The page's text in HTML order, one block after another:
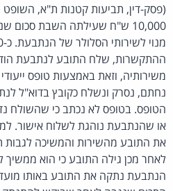
(פסק-דין, תביעות קטנות ת"א, השופט
10,000 ש"ח שעילתה השבת
ההתקשרות, שלח התובע לנתבעת
משירותיה, וזאת באמצעות טופס
נחתם, נסרק ונשלח כקובץ בדוא"ל
הטופס. בטופס לא נכתב כי שהשולח
או שהנתבעת נוהגת לשלוח אישור.
את התובע מהשירות והמשיכה לגבות
לאחר מכן גילה התובע כי הוא ממשיך
הנתבעת נתקה את התובע באותו